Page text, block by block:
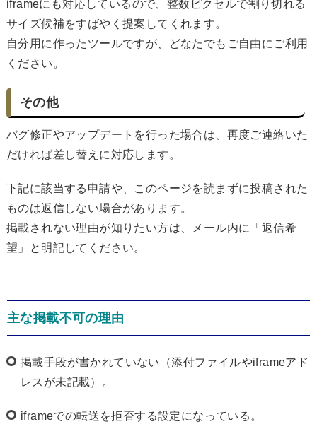
iframeにも対応しているので、整数ピクセルで割り切れる
サイズ候補をすばやく提案してくれます。
自分用に作ったツールですが、どなたでもご自由にご利用
ください。
その他
バグ修正やアップデートを行った場合は、再度ご連絡いた
だければ差し替えに対応します。
下記に該当する申請や、このページを読まずに投稿された
ものは返信しない場合があります。
掲載されない理由が知りたい方は、メール内に「返信希
望」と明記してください。
主な掲載不可の理由
掲載手段が書かれていない（添付ファイルやiframeアド
レスが未記載）。
iframeでの転送を拒否する設定になっている。